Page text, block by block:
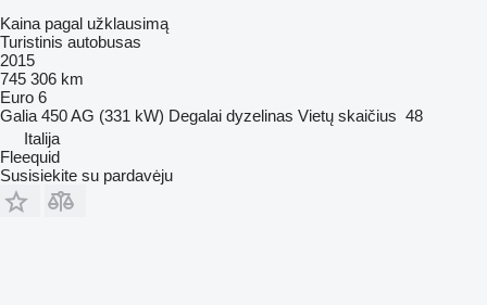
Kaina pagal užklausimą
Turistinis autobusas
2015
745 306 km
Euro 6
Galia 450 AG (331 kW) Degalai dyzelinas Vietų skaičius 48
Italija
Fleequid
Susisiekite su pardavėju